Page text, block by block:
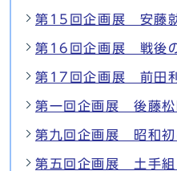
第15回企画展 安藤
第16回企画展 戦後
第17回企画展 前田
第一回企画展 後藤松
第九回企画展 昭和初
第五回企画展 土手組